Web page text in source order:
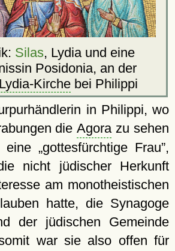
Silas, Lydia und eine
Posidonia, an der
Kirche bei Philippi
in Philippi, wo
dieAgorazu sehen
eine
gottesfürchtige Frau ,
nicht jüdischer Herkunft
am monotheistischen
hatte, die Synagoge
der jüdischen Gemeinde
war sie also offen für